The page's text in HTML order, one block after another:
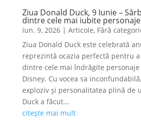
Ziua Donald Duck, 9 Iunie –
dintre cele mai iubite
iun. 9, 2026| Articole, Fără
Ziua Donald Duck este celebrată
reprezintă ocazia perfectă pentru
dintre cele mai îndrăgite
Disney. Cu vocea sa
exploziv și personalitatea plină de
Duck a făcut...
citește mai mult